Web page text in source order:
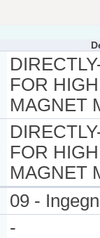
FOR
MAGNET
FOR
MAGNET
09 -
-